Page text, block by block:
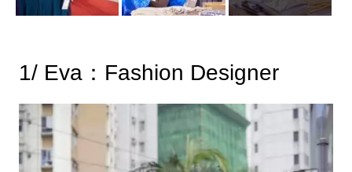
1/ Eva：Fashion Designer